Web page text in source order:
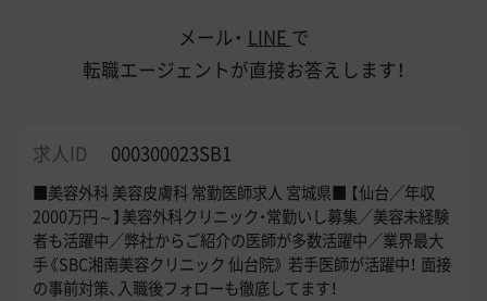
メール・ LINE で
転職エージェントが直接お答えします！
求人ID 000300023SB1
■美容外科 美容皮膚科 常勤医師求人 宮城県■ 【仙台／年収
2000万円～】美容外科クリニック・常勤いし募集／美容未経験
者も活躍中／弊社からご紹介の医師が多数活躍中／業界最大
手《SBC湘南美容クリニック 仙台院》 若手医師が活躍中！ 面接
の事前対策、入職後フォローも徹底してます！